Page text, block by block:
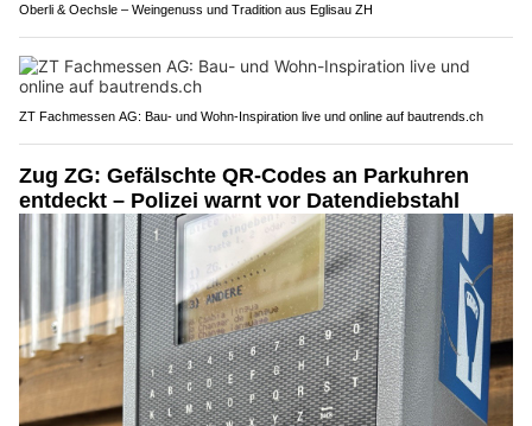
Oberli & Oechsle – Weingenuss und Tradition aus Eglisau ZH
ZT Fachmessen AG: Bau- und Wohn-Inspiration live und online auf bautrends.ch
Zug ZG: Gefälschte QR-Codes an Parkuhren
entdeckt – Polizei warnt vor Datendiebstahl